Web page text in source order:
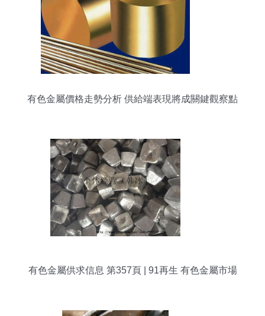
有色金屬價格走勢分析 供給端表現將成關鍵觀察點
有色金屬供求信息 第357頁 | 91再生 有色金屬市場